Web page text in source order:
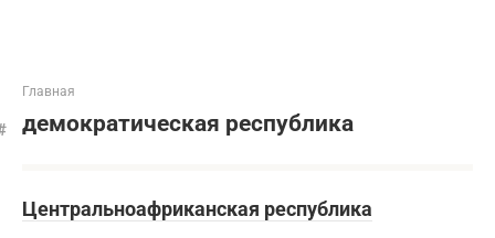
Главная
демократическая республика
Центральноафриканская республика